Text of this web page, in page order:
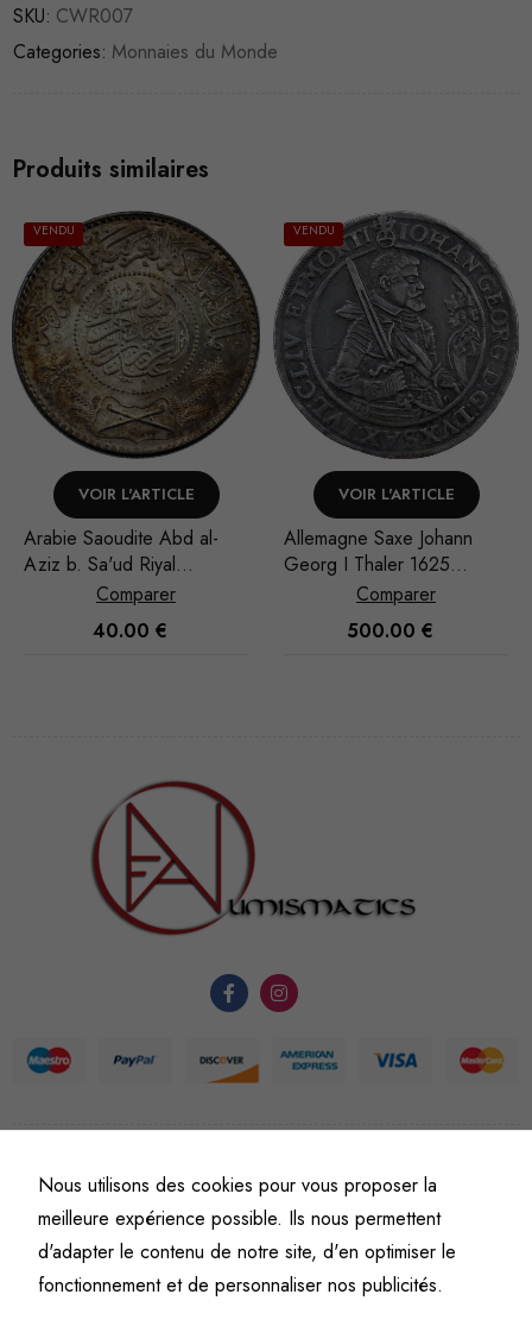
SKU: CWR007
Categories: Monnaies du Monde
Produits similaires
VENDU
VOIR L'ARTICLE
Allemagne Saxe Johann
Georg I Thaler 1625
Comparer
500.00
VENDU
VOIR L'ARTICLE
Arabie Saoudite Abd al-
Aziz b. Sa'ud Riyal
1935/AH 1354
Comparer
35.00€
© Fine art numismatics
Politique de confidentialitéConditions générales de vente et d’utilisation
Mentions légales
Nous utilisons des cookies pour vous proposer la
meilleure expérience possible. Ils nous permettent
d'adapter le contenu de notre site, d'en optimiser le
fonctionnement et de personnaliser nos publicités.
nous
puissions
fonctionnalité
structure du
site Web, en
fonction de
l'usage qu'il
en est fait.